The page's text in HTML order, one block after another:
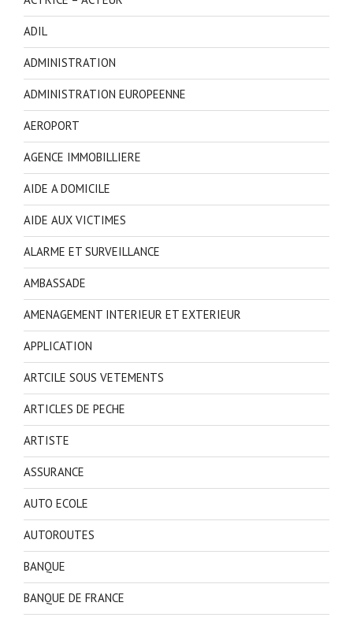
ADIL
ADMINISTRATION
ADMINISTRATION EUROPEENNE
AEROPORT
AGENCE IMMOBILLIERE
AIDE A DOMICILE
AIDE AUX VICTIMES
ALARME ET SURVEILLANCE
AMBASSADE
AMENAGEMENT INTERIEUR ET EXTERIEUR
APPLICATION
ARTCILE SOUS VETEMENTS
ARTICLES DE PECHE
ARTISTE
ASSURANCE
AUTO ECOLE
AUTOROUTES
BANQUE
BANQUE DE FRANCE